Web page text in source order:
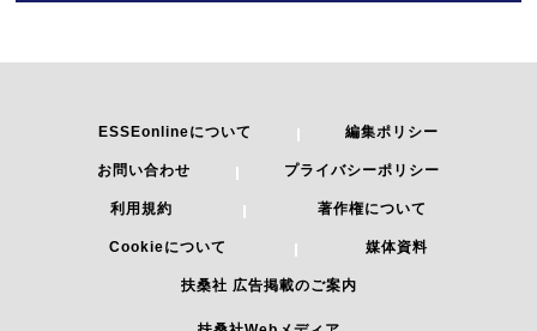
ESSEonlineについて 編集ポリシー
お問い合わせ プライバシーポリシー
利用規約 著作権について
Cookieについて 媒体資料
扶桑社 広告掲載のご案内